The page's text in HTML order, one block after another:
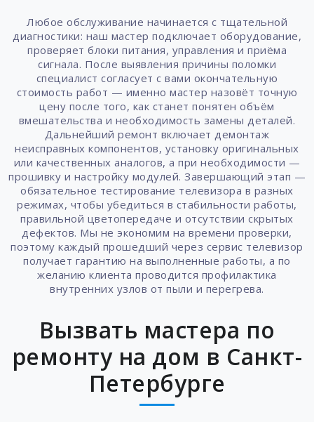
Любое обслуживание начинается с тщательной
диагностики: наш мастер подключает оборудование,
проверяет блоки питания, управления и приёма
сигнала. После выявления причины поломки
специалист согласует с вами окончательную
стоимость работ — именно мастер назовёт точную
цену после того, как станет понятен объём
вмешательства и необходимость замены деталей.
Дальнейший ремонт включает демонтаж
неисправных компонентов, установку оригинальных
или качественных аналогов, а при необходимости —
прошивку и настройку модулей. Завершающий этап —
обязательное тестирование телевизора в разных
режимах, чтобы убедиться в стабильности работы,
правильной цветопередаче и отсутствии скрытых
дефектов. Мы не экономим на времени проверки,
поэтому каждый прошедший через сервис телевизор
получает гарантию на выполненные работы, а по
желанию клиента проводится профилактика
внутренних узлов от пыли и перегрева.
Вызвать мастера по
ремонту на дом в Санкт-
Петербурге